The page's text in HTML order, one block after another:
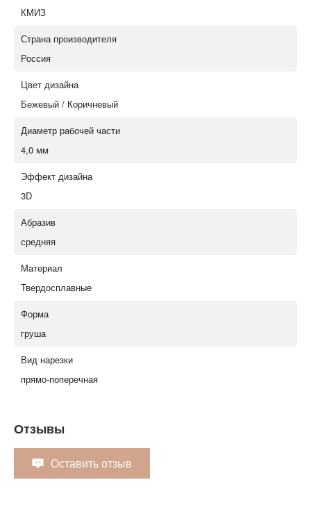
КМИЗ
Страна производителя
Россия
Цвет дизайна
Бежевый / Коричневый
Диаметр рабочей части
4,0 мм
Эффект дизайна
3D
Абразив
средняя
Материал
Твердосплавные
Форма
груша
Вид нарезки
прямо-поперечная
Отзывы
Оставить отзыв